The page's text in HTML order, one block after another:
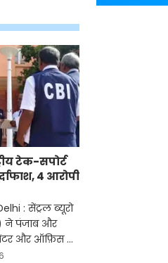
टेक-सपोर्ट
4 आरोपी
: सेंट्रल ब्यूरो
ने पंजाब और
और ऑफ़िस के
टेक-